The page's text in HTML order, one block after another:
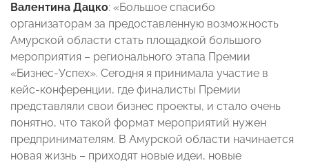
Валентина Дацко: «Большое спасибо
организаторам за предоставленную возможность
Амурской области стать площадкой большого
мероприятия – регионального этапа Премии
«Бизнес-Успех». Сегодня я принимала участие в
кейс-конференции, где финалисты Премии
представляли свои бизнес проекты, и стало очень
понятно, что такой формат мероприятий нужен
предпринимателям. В Амурской области начинается
новая жизнь – приходят новые идеи, новые